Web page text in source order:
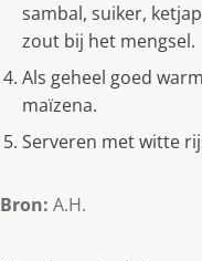
sambal, suiker,
zout bij het mengsel.
Als geheel goed
maïzena.
Serveren met witte
Bron: A.H.